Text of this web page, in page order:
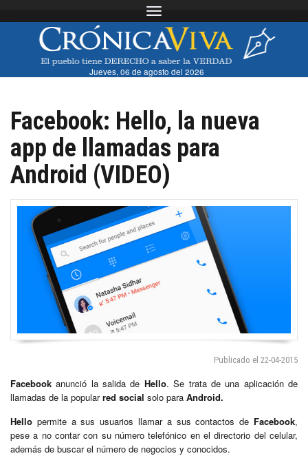
Toggle navigation
Jueves, 06 de agosto del 2026
Facebook: Hello, la nueva
app de llamadas para
Android (VIDEO)
Publicado el 22-04-2015
Facebook anunció la salida de Hello. Se trata de una aplicación de
llamadas de la popularred social solo para Android.
Hello permite a sus usuarios llamar a sus contactos de Facebook,
pese a no contar con su número telefónico en el directorio del celular,
además de buscar el número de negocios y conocidos.